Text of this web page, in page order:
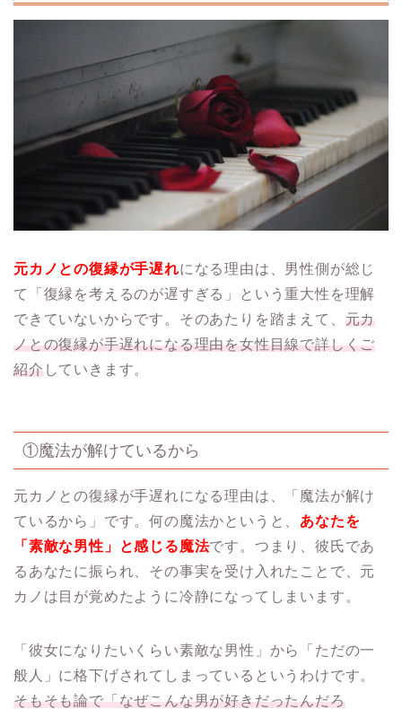
元カノとの復縁が手遅れになる理由は、男性側が総じ
て「復縁を考えるのが遅すぎる」という重大性を理解
できていないからです。そのあたりを踏まえて、 元カ
ノとの復縁が手遅れになる理由を女性目線で詳しくご
紹介していきます。
①魔法が解けているから
元カノとの復縁が手遅れになる理由は、「魔法が解け
ているから」です。何の魔法かというと、 あなたを
「素敵な男性」と感じる魔法です。つまり、彼氏であ
るあなたに振られ、その事実を受け入れたことで、元
カノは目が覚めたように冷静になってしまいます。
「彼女になりたいくらい素敵な男性」から「ただの一
般人」に格下げされてしまっているというわけです。
そもそも論で「なぜこんな男が好きだったんだろ